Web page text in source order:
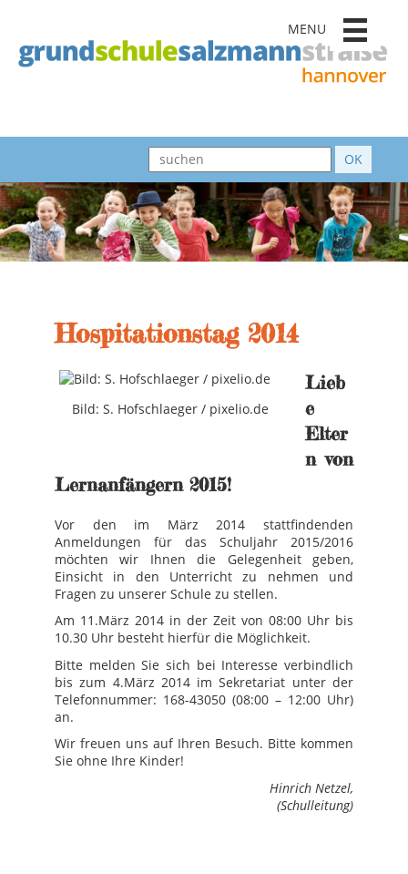
MENU
Hospitationstag 2014
Bild: S. Hofschlaeger / pixelio.de
Lieb
e
Elter
n von
Lernanfängern 2015!
Vor den im März 2014 stattfindenden
Anmeldungen für das Schuljahr 2015/2016
möchten wir Ihnen die Gelegenheit geben,
Einsicht in den Unterricht zu nehmen und
Fragen zu unserer Schule zu stellen.
Am 11.März 2014 in der Zeit von 08:00 Uhr bis
10.30 Uhr besteht hierfür die Möglichkeit.
Bitte melden Sie sich bei Interesse verbindlich
bis zum 4.März 2014 im Sekretariat unter der
Telefonnummer: 168-43050 (08:00 – 12:00 Uhr)
an.
Wir freuen uns auf Ihren Besuch. Bitte kommen
Sie ohne Ihre Kinder!
Hinrich Netzel,
(Schulleitung)